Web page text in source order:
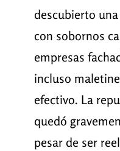
descubierto
con sobornos
empresas
incluso
efectivo. La
quedó
pesar de ser